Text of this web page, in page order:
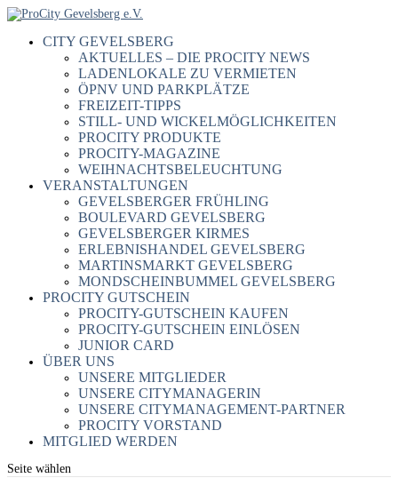
CITY GEVELSBERG
AKTUELLES – DIE PROCITY NEWS
LADENLOKALE ZU VERMIETEN
ÖPNV UND PARKPLÄTZE
FREIZEIT-TIPPS
STILL- UND WICKELMÖGLICHKEITEN
PROCITY PRODUKTE
PROCITY-MAGAZINE
WEIHNACHTSBELEUCHTUNG
VERANSTALTUNGEN
GEVELSBERGER FRÜHLING
BOULEVARD GEVELSBERG
GEVELSBERGER KIRMES
ERLEBNISHANDEL GEVELSBERG
MARTINSMARKT GEVELSBERG
MONDSCHEINBUMMEL GEVELSBERG
PROCITY GUTSCHEIN
PROCITY-GUTSCHEIN KAUFEN
PROCITY-GUTSCHEIN EINLÖSEN
JUNIOR CARD
ÜBER UNS
UNSERE MITGLIEDER
UNSERE CITYMANAGERIN
UNSERE CITYMANAGEMENT-PARTNER
PROCITY VORSTAND
MITGLIED WERDEN
Seite wählen